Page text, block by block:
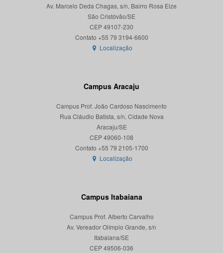
Av. Marcelo Deda Chagas, s/n, Bairro Rosa Elze
São Cristóvão/SE
CEP 49107-230
Localização
Campus Aracaju
Campus Prof. João Cardoso Nascimento
Rua Cláudio Batista, s/n, Cidade Nova
Aracaju/SE
CEP 49060-108
Localização
Campus Itabaiana
Campus Prof. Alberto Carvalho
Av. Vereador Olímpio Grande, s/n
Itabaiana/SE
CEP 49506-036